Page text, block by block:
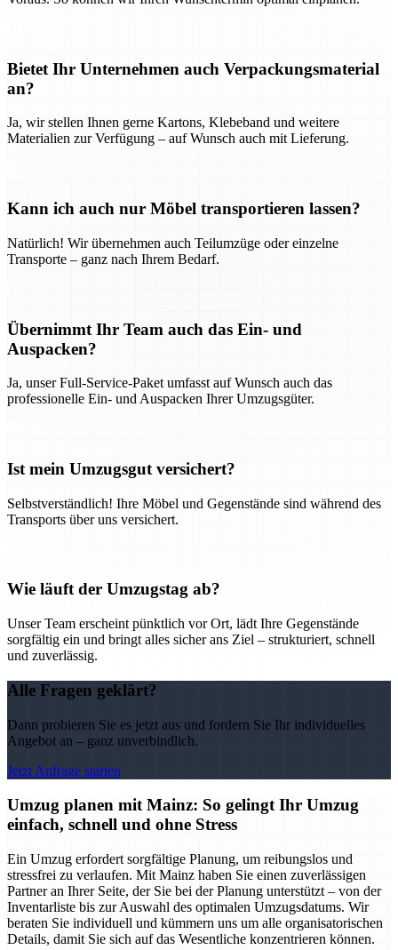
Bietet Ihr Unternehmen auch Verpackungsmaterial
an?
Ja, wir stellen Ihnen gerne Kartons, Klebeband und weitere
Materialien zur Verfügung – auf Wunsch auch mit Lieferung.
Kann ich auch nur Möbel transportieren lassen?
Natürlich! Wir übernehmen auch Teilumzüge oder einzelne
Transporte – ganz nach Ihrem Bedarf.
Übernimmt Ihr Team auch das Ein- und
Auspacken?
Ja, unser Full-Service-Paket umfasst auf Wunsch auch das
professionelle Ein- und Auspacken Ihrer Umzugsgüter.
Ist mein Umzugsgut versichert?
Selbstverständlich! Ihre Möbel und Gegenstände sind während des
Transports über uns versichert.
Wie läuft der Umzugstag ab?
Unser Team erscheint pünktlich vor Ort, lädt Ihre Gegenstände
sorgfältig ein und bringt alles sicher ans Ziel – strukturiert, schnell
und zuverlässig.
Alle Fragen geklärt?
Dann probieren Sie es jetzt aus und fordern Sie Ihr individuelles
Angebot an – ganz unverbindlich.
Jetzt Anfrage starten
Umzug planen mit Mainz: So gelingt Ihr Umzug
einfach, schnell und ohne Stress
Ein Umzug erfordert sorgfältige Planung, um reibungslos und
stressfrei zu verlaufen. Mit Mainz haben Sie einen zuverlässigen
Partner an Ihrer Seite, der Sie bei der Planung unterstützt – von der
Inventarliste bis zur Auswahl des optimalen Umzugsdatums. Wir
beraten Sie individuell und kümmern uns um alle organisatorischen
Details, damit Sie sich auf das Wesentliche konzentrieren können.